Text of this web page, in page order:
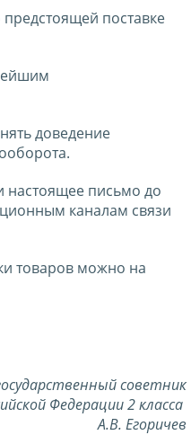
поставке
доведение
настоящее письмо до
каналам связи
товаров можно на
советник
Федерации 2 класса
А.В. Егоричев